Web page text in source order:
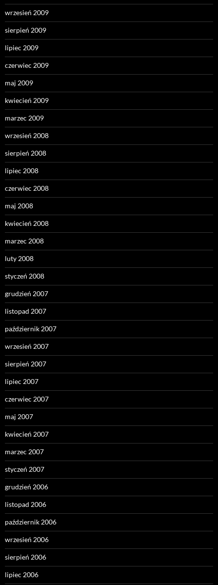
wrzesień 2009
sierpień 2009
lipiec 2009
czerwiec 2009
maj 2009
kwiecień 2009
marzec 2009
wrzesień 2008
sierpień 2008
lipiec 2008
czerwiec 2008
maj 2008
kwiecień 2008
marzec 2008
luty 2008
styczeń 2008
grudzień 2007
listopad 2007
październik 2007
wrzesień 2007
sierpień 2007
lipiec 2007
czerwiec 2007
maj 2007
kwiecień 2007
marzec 2007
styczeń 2007
grudzień 2006
listopad 2006
październik 2006
wrzesień 2006
sierpień 2006
lipiec 2006